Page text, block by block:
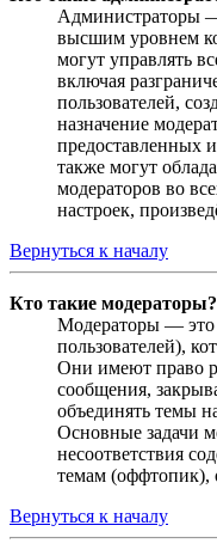
Администраторы
высшим уровнем
могут управлять
включая
пользователей,
назначение
предоставленных
также могут
модераторов во
настроек,
Вернуться к началу
Кто такие модераторы?
Модераторы — это
пользователей),
Они имеют право
сообщения,
объединять темы
Основные задачи
несоответствия
темам (оффтопик),
Вернуться к началу